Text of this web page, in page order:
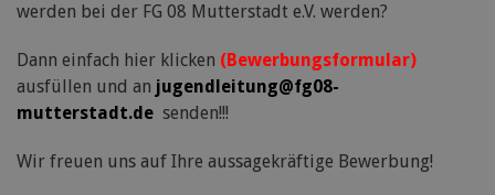
werden bei der FG 08 Mutterstadt e.V. werden?
Dann einfach hier klicken (Bewerbungsformular)
ausfüllen und an jugendleitung@fg08-
mutterstadt.de senden!!!
Wir freuen uns auf Ihre aussagekräftige Bewerbung!